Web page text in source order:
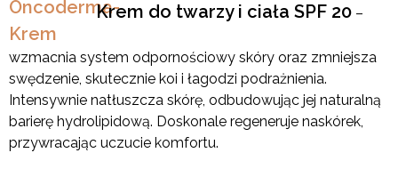
Krem do twarzy i ciała SPF 20 –
wzmacnia system odpornościowy skóry oraz zmniejsza
swędzenie, skutecznie koi i łagodzi podrażnienia.
Intensywnie natłuszcza skórę, odbudowując jej naturalną
barierę hydrolipidową. Doskonale regeneruje naskórek,
przywracając uczucie komfortu.